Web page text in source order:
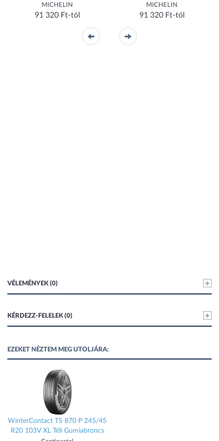
MICHELIN
91 320 Ft-tól
MICHELIN
91 320 Ft-tól
VÉLEMÉNYEK (0)
KÉRDEZZ-FELELEK (0)
EZEKET NÉZTEM MEG UTOLJÁRA:
WinterContact TS 870 P 245/45
R20 103V XL Téli Gumiabroncs